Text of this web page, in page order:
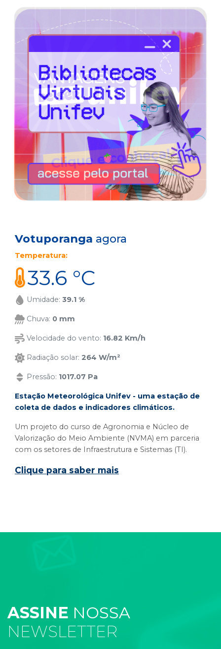
Votuporanga agora
Temperatura:
33.6 °C
Umidade: 39.1 %
Chuva: 0 mm
Velocidade do vento: 16.82 Km/h
Radiação solar: 264 W/m²
Pressão: 1017.07 Pa
Estação Meteorológica Unifev - uma estação de
coleta de dados e indicadores climáticos.
Um projeto do curso de Agronomia e Núcleo de
Valorização do Meio Ambiente (NVMA) em parceria
com os setores de Infraestrutura e Sistemas (TI).
Clique para saber mais
ASSINE NOSSA
NEWSLETTER